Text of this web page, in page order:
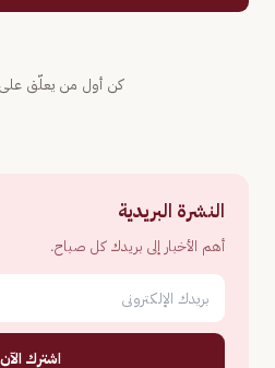
كن أول من يعلّق على
النشرة البريدية
أهم الأخبار إلى بريدك كل صباح.
اشترك الآن